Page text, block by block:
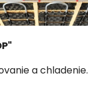
a chladenie.